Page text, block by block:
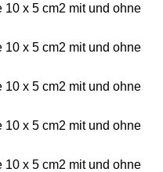
10 x 5 cm2 mit und ohne
10 x 5 cm2 mit und ohne
10 x 5 cm2 mit und ohne
10 x 5 cm2 mit und ohne
10 x 5 cm2 mit und ohne